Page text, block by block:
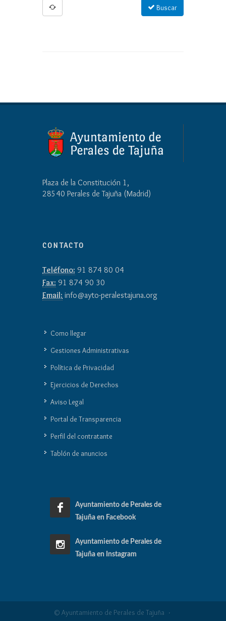
Buscar
Plaza de la Constitución 1,
28540 Perales de Tajuña (Madrid)
CONTACTO
Teléfono: 91 874 80 04
Fax: 91 874 90 30
Email: info@ayto-peralestajuna.org
Como llegar
Gestiones Administrativas
Política de Privacidad
Ejercicios de Derechos
Aviso Legal
Portal de Transparencia
Perfil del contratante
Tablón de anuncios
Ayuntamiento de Perales de
Tajuña en Facebook
Ayuntamiento de Perales de
Tajuña en Instagram
© Ayuntamiento de Perales de Tajuña ·